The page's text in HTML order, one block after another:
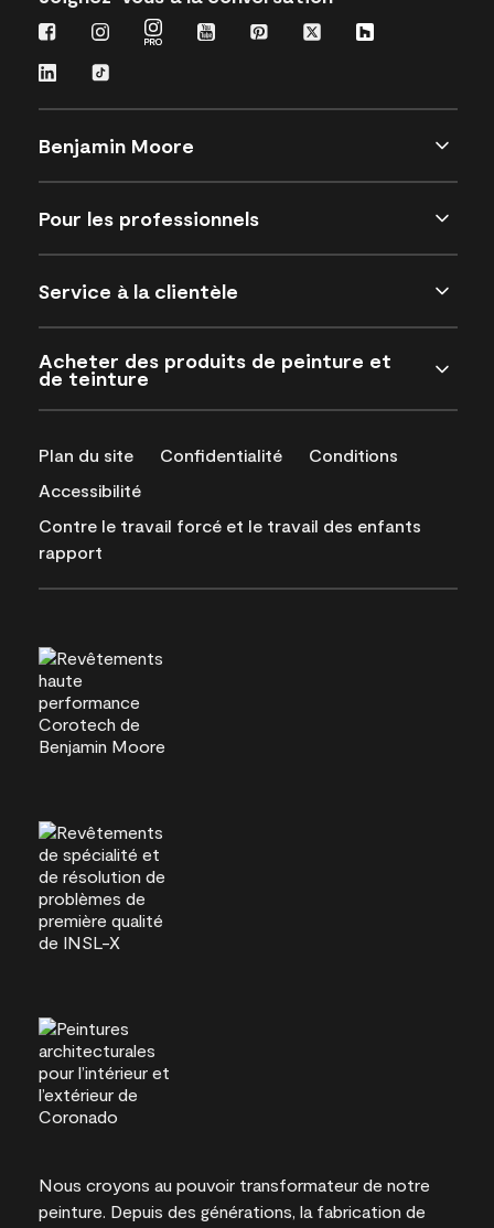
Benjamin Moore
Pour les professionnels
Service à la clientèle
Acheter des produits de peinture et
de teinture
Plan du site Confidentialité
Conditions
Accessibilité
Contre le travail forcé et le travail des enfants
rapport
Nous croyons au pouvoir transformateur de notre
peinture. Depuis des générations, la fabrication de